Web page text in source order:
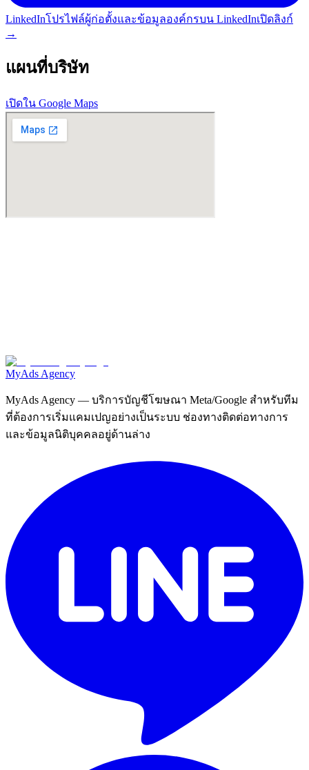
LinkedInโปรไฟล์ผู้ก่อตั้งและข้อมูลองค์กรบน LinkedInเปิดลิงก์
→
แผนที่บริษัท
เปิดใน Google Maps
MyAds Agency
MyAds Agency — บริการบัญชีโฆษณา Meta/Google สำหรับทีม
ที่ต้องการเริ่มแคมเปญอย่างเป็นระบบ ช่องทางติดต่อทางการ
และข้อมูลนิติบุคคลอยู่ด้านล่าง